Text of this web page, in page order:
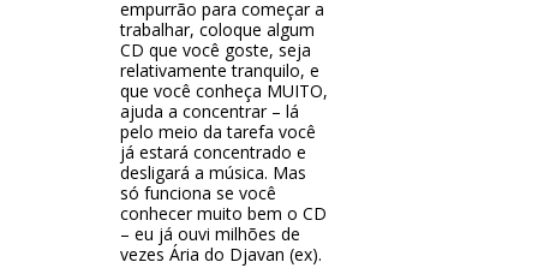
empurrão para começar a
trabalhar, coloque algum
CD que você goste, seja
relativamente tranquilo, e
que você conheça MUITO,
ajuda a concentrar – lá
pelo meio da tarefa você
já estará concentrado e
desligará a música. Mas
só funciona se você
conhecer muito bem o CD
– eu já ouvi milhões de
vezes Ária do Djavan (ex).